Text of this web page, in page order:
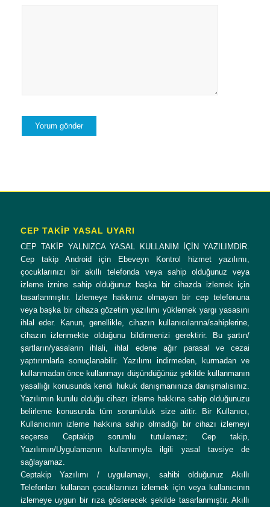
CEP TAKİP YASAL UYARI
CEP TAKİP YALNIZCA YASAL KULLANIM İÇİN YAZILIMDIR.
Cep takip Android için Ebeveyn Kontrol hizmet yazılımı,
çocuklarınızı bir akıllı telefonda veya sahip olduğunuz veya
izleme iznine sahip olduğunuz başka bir cihazda izlemek için
tasarlanmıştır. İzlemeye hakkınız olmayan bir cep telefonuna
veya başka bir cihaza gözetim yazılımı yüklemek yargı yasasını
ihlal eder. Kanun, genellikle, cihazın kullanıcılarına/sahiplerine,
cihazın izlenmekte olduğunu bildirmenizi gerektirir. Bu şartın/
şartların/yasaların ihlali, ihlal edene ağır parasal ve cezai
yaptırımlarla sonuçlanabilir. Yazılımı indirmeden, kurmadan ve
kullanmadan önce kullanmayı düşündüğünüz şekilde kullanmanın
yasallığı konusunda kendi hukuk danışmanınıza danışmalısınız.
Yazılımın kurulu olduğu cihazı izleme hakkına sahip olduğunuzu
belirleme konusunda tüm sorumluluk size aittir. Bir Kullanıcı,
Kullanıcının izleme hakkına sahip olmadığı bir cihazı izlemeyi
seçerse Ceptakip sorumlu tutulamaz; Cep takip,
Yazılımın/Uygulamanın kullanımıyla ilgili yasal tavsiye de
sağlayamaz.
Ceptakip Yazılımı / uygulamayı, sahibi olduğunuz Akıllı
Telefonları kullanan çocuklarınızı izlemek için veya kullanıcının
izlemeye uygun bir rıza gösterecek şekilde tasarlanmıştır. Akıllı